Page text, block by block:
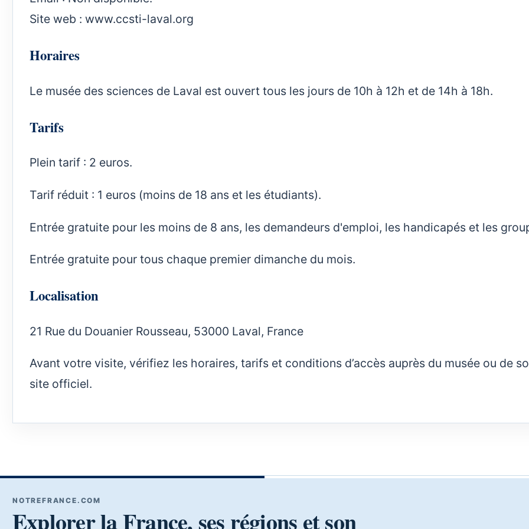
Site web : www.ccsti-laval.org
Horaires
Le musée des sciences de Laval est ouvert tous les jours de 10h à 12h et de 14h à 18h.
Tarifs
Plein tarif : 2 euros.
Tarif réduit : 1 euros (moins de 18 ans et les étudiants).
Entrée gratuite pour les moins de 8 ans, les demandeurs d'emploi, les handicapés et les
Entrée gratuite pour tous chaque premier dimanche du mois.
Localisation
21 Rue du Douanier Rousseau, 53000 Laval, France
Avant votre visite, vérifiez les horaires, tarifs et conditions d’accès auprès du musée ou de
site officiel.
NOTREFRANCE.COM
Explorer la France, ses régions et son